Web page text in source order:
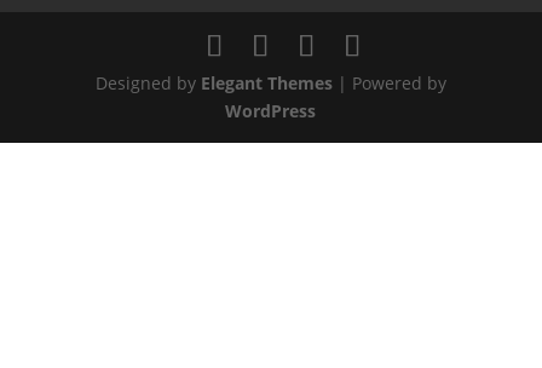
Designed by Elegant Themes| Powered by
WordPress